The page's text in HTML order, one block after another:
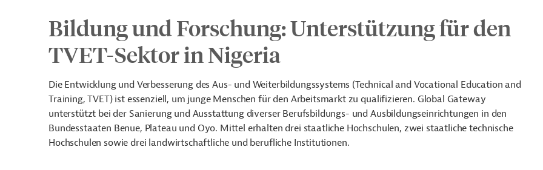
Bildung und Forschung: Unterstützung für den
TVET-Sektor in Nigeria
Die Entwicklung und Verbesserung des Aus- und Weiterbildungssystems (Technical and Vocational Education and
Training, TVET) ist essenziell, um junge Menschen für den Arbeitsmarkt zu qualifizieren. Global Gateway
unterstützt bei der Sanierung und Ausstattung diverser Berufsbildungs- und Ausbildungseinrichtungen in den
Bundesstaaten Benue, Plateau und Oyo. Mittel erhalten drei staatliche Hochschulen, zwei staatliche technische
Hochschulen sowie drei landwirtschaftliche und berufliche Institutionen.